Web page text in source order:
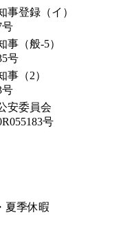
事登録（イ）
号
事（般-5）
号
事（2）
号
安委員会
号
夏季休暇